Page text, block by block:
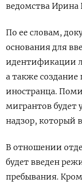
ведомства Ирина
По ее словам,
основания для
идентификации
а также
иностранца.
мигрантов будет
надзор, который
В отношении
будет введен
пребывания.